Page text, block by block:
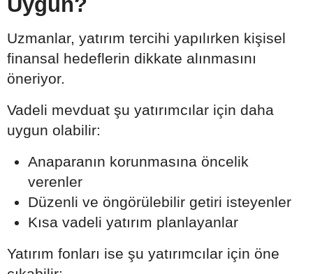
Uzmanlar, yatırım tercihi yapılırken kişisel
finansal hedeflerin dikkate alınmasını
öneriyor.
Vadeli mevduat şu yatırımcılar için daha
uygun olabilir:
Anaparanın korunmasına öncelik
verenler
Düzenli ve öngörülebilir getiri isteyenler
Kısa vadeli yatırım planlayanlar
Yatırım fonları ise şu yatırımcılar için öne